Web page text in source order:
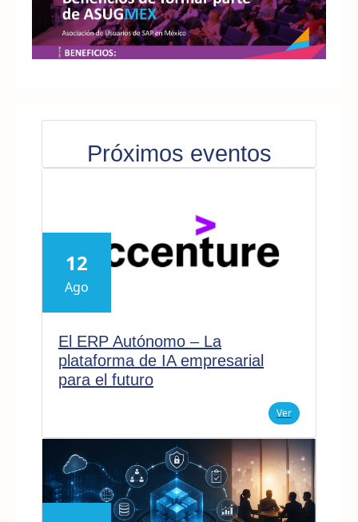
Próximos eventos
12
Ago
El ERP Autónomo – La
plataforma de IA empresarial
para el futuro
Ver